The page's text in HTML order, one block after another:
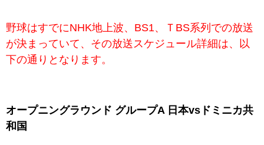
野球はすでにNHK地上波、BS1、ＴBS系列での放送
が決まっていて、 その放送スケジュール詳細は、以
下の通りとなります。
オープニングラウンド グループA 日本vsドミニカ共
和国